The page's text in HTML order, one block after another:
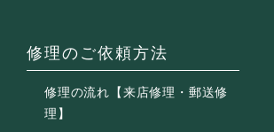
修理のご依頼方法
修理の流れ【来店修理・郵送修
理】